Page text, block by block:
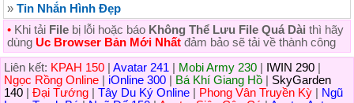
» Tin Nhắn Hình Ðẹp
• Khi tải File bị lỗi hoặc báo Không Thể Lưu File Quá Dài thì hãy
dùng Uc Browser Bản Mới Nhất đảm bảo sẽ tải về thành công
Liên kết: KPAH 150 Avatar 241 Mobi Army 230 IWIN 290
Ngọc Rồng Online
iOnline 300 Bá Khí Giang Hồ
SkyGarden
140
Đại Tướng Tây Du Ký Online Phong Vân Truyền Kỳ
Ngũ